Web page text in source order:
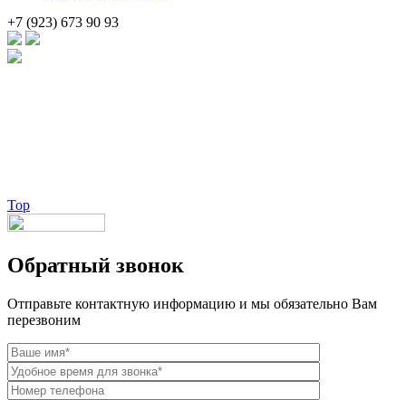
+7 (923) 673 90 93
Top
Обратный звонок
Отправьте контактную информацию и мы обязательно Вам
перезвоним